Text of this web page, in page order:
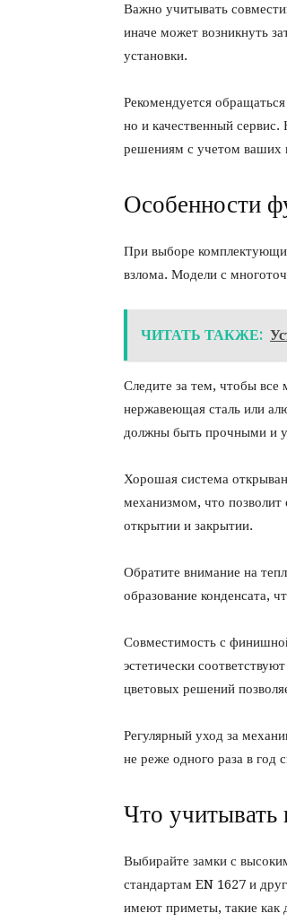
Важно учитывать
иначе может возникнуть
установки.
Рекомендуется
но и качественный
решениям с учетом ваших
Особенности
При выборе
взлома. Модели с
ЧИТАТЬ ТАКЖЕ:
Следите за тем, чтобы все
нержавеющая сталь или
должны быть прочными и
Хорошая система
механизмом, что позволит
открытии и закрытии.
Обратите внимание на
образование конденсата,
Совместимость с
эстетически
цветовых решений
Регулярный уход за
не реже одного раза в год
Что
Выбирайте замки с
стандартам EN 1627 и
имеют приметы, такие как